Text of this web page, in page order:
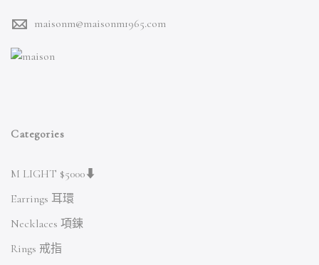
maisonm@maisonm1965.com
Categories
M LIGHT $5000⬇
Earrings 耳環
Necklaces 項鍊
Rings 戒指